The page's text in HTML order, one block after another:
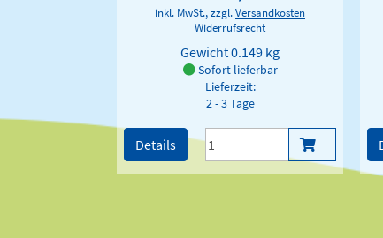
inkl. MwSt., zzgl.Versandkosten
Widerrufsrecht
Gewicht0.149 kg
Sofort lieferbar
Lieferzeit:
2 - 3 Tage
Details